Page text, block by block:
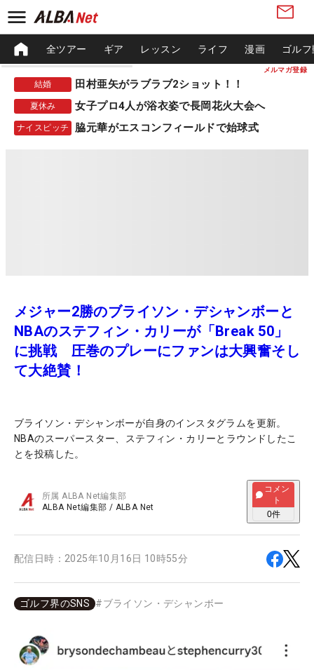
メルマガ登録
全ツアー ギア レッスン ライフ 漫画 ゴル
結婚 田村亜矢がラブラブ2ショット！！
夏休み 女子プロ4人が浴衣姿で長岡花火大会へ
ナイスピッチ 脇元華がエスコンフィールドで始球式
メジャー2勝のブライソン・デシャンボーと
NBAのステフィン・カリーが「Break 50」
に挑戦 圧巻のプレーにファンは大興奮そし
て大絶賛！
ブライソン・デシャンボーが自身のインスタグラムを更新。
NBAのスーパースター、ステフィン・カリーとラウンドしたこ
とを投稿した。
所属ALBA Net編集部
ALBA Net編集部 / ALBA Net
コメン
ト
0件
配信日時： 2025年10月16日 10時55分
ゴルフ界のSNS #ブライソン・デシャンボー